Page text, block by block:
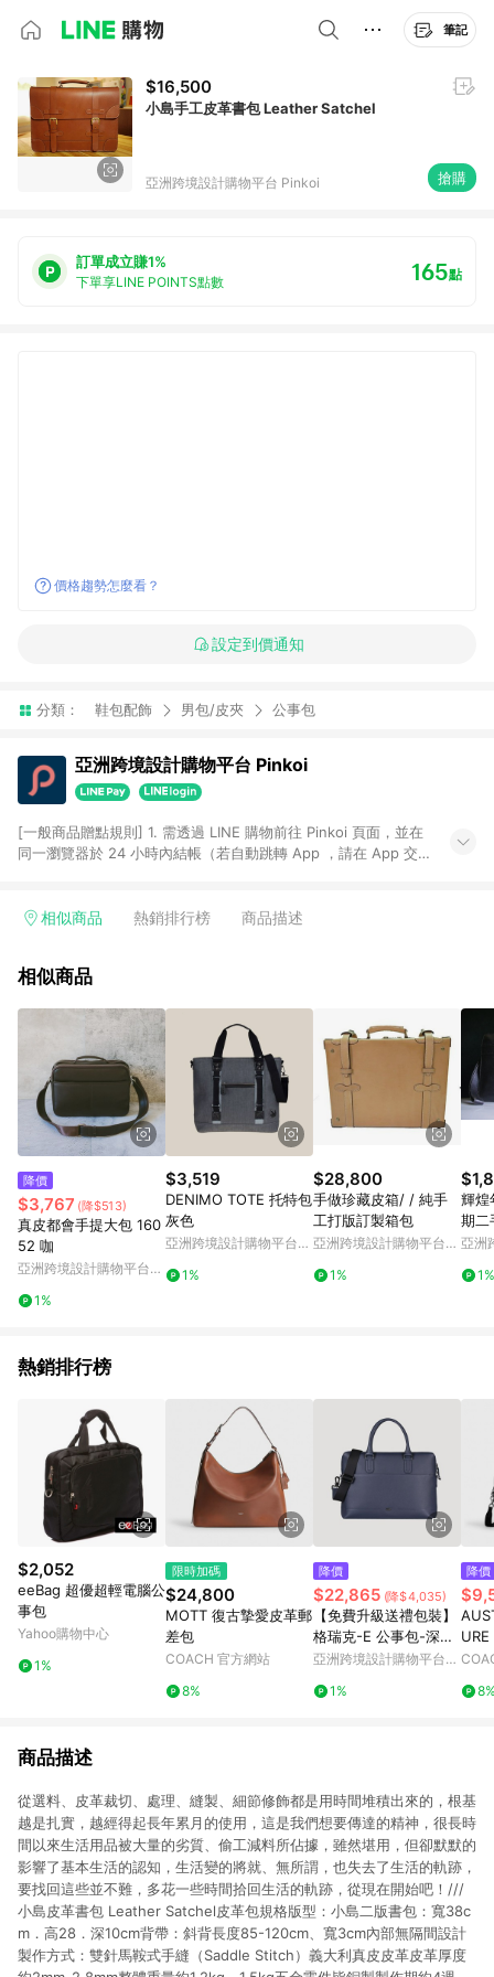
筆記
$16,500
小島手工皮革書包 Leather Satchel
亞洲跨境設計購物平台 Pinkoi 搶購
訂單成立賺1%
下單享LINE POINTS點數 165點
價格趨勢怎麼看？
設定到價通知
分類： 鞋包配飾 男包/皮夾 公事包
亞洲跨境設計購物平台 Pinkoi
[一般商品贈點規則] 1. 需透過 LINE 購物前往 Pinkoi 頁面，並在
同一瀏覽器於 24 小時內結帳（若自動跳轉 App ，請在 App 交
回饋訂單不得享有 Pinkoi 站方優惠，例如首購優惠，P coins，
行為，不具贈點資格，部分退款不在此限。 6. APP 請更新至
貨後 45 天後發送。 8. 群眾募資商品，禮物卡，開館保證金，補
運費，攤位費等不具贈點資格。 9. LINE 購物站上之商品規格、
顏色、價位、贈品如與 Pinkoi 商品資訊頁及購物車不符，以
Pinkoi 購物商品資訊頁及購物車標示為準。 10. 點數紅包使用規
則請以點數紅包活動說明為準。 11. 若於 LINE 購物前往 Pinkoi
頁面後才首次下載 Pinkoi APP 並完成訂單，不符合導購資格；承
上，首次下載 Pinkoi APP 後，需透過 LINE 購物前往 Pinkoi 頁
相似商品 熱銷排行榜 商品描述
相似商品
降價
$3,767 (降$513)
真皮都會手提大包 160
52 咖
亞洲跨境設計購物平台
1%
$3,519
DENIMO TOTE 托特包
灰色
亞洲跨境設計購物平台
1%
$28,800
手做珍藏皮箱/ / 純手
工打版訂製箱包
亞洲跨境設計購物平台
1%
輝煌
期二
拿包
亞洲
1%
熱銷排行榜
$2,052
eeBag 超優超輕電腦公
事包
Yahoo購物中心
1%
限時加碼
$24,800
MOTT 復古摯愛皮革郵
差包
COACH 官方網站
8%
降價
$22,865 (降$4,035)
【免費升級送禮包裝】
格瑞克-E 公事包-深藍/
BF573-65-DB
亞洲跨境設計購物平台
1%
降價
商品描述
從選料、皮革裁切、處理、縫製、細節修飾都是用時間堆積出來的，根基
越是扎實，越經得起長年累月的使用，這是我們想要傳達的精神，很長時
間以來生活用品被大量的劣質、偷工減料所佔據，雖然堪用，但卻默默的
影響了基本生活的認知，生活變的將就、無所謂，也失去了生活的軌跡，
要找回這些並不難，多花一些時間拾回生活的軌跡，從現在開始吧！///
小島皮革書包 Leather Satchel皮革包規格版型：小島二版書包：寬38c
m．高28．深10cm背帶：斜背長度85-120cm、寬3cm內部無隔間設計
製作方式：雙針馬鞍式手縫（Saddle Stitch）義大利真皮皮革皮革厚度